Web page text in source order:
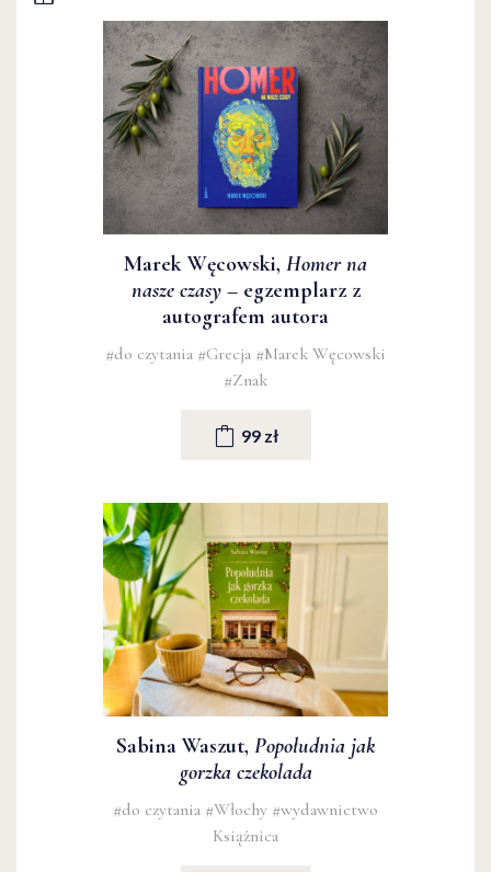
Marek Węcowski, Homer na
nasze czasy– egzemplarz z
autografem autora
#do czytania #Grecja #Marek Węcowski
#Znak
99 zł
Sabina Waszut, Popołudnia jak
gorzka czekolada
#do czytania #Włochy #wydawnictwo
Książnica